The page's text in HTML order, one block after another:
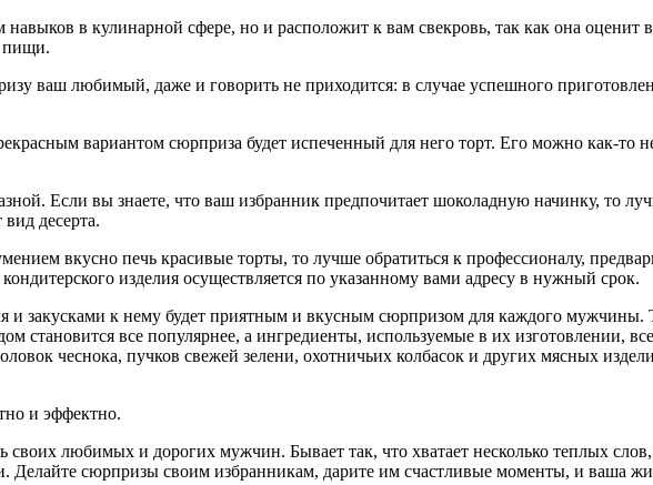
навыков в кулинарной сфере, но и расположит к вам свекровь, так как она
пищи.
ваш любимый, даже и говорить не приходится: в случае успешного
вариантом сюрприза будет испеченный для него торт. Его можно как-
Если вы знаете, что ваш избранник предпочитает шоколадную начинку, то
десерта.
вкусно печь красивые торты, то лучше обратиться к профессионалу,
изделия осуществляется по указанному вами адресу в нужный срок.
и закусками к нему будет приятным и вкусным сюрпризом для каждого мужчины.
становится все популярнее, а ингредиенты, используемые в их изготовлении,
чеснока, пучков свежей зелени, охотничьих колбасок и других мясных
и эффектно.
своих любимых и дорогих мужчин. Бывает так, что хватает несколько теплых
Делайте сюрпризы своим избранникам, дарите им счастливые моменты, и ваша